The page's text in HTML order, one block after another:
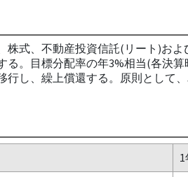
株式、不動産投資信託(リート)およ
る。目標分配率の年3%相当(各決
行し、繰上償還する。原則として